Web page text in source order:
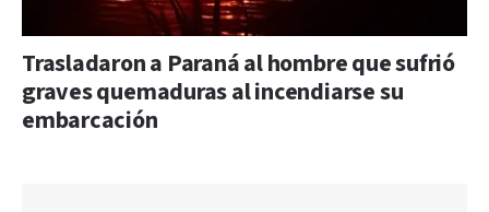
Trasladaron a Paraná al hombre que sufrió
graves quemaduras al incendiarse su
embarcación